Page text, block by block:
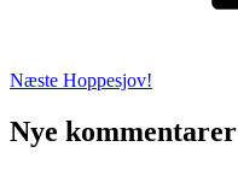
Næste Hoppesjov!
Nye kommentarer